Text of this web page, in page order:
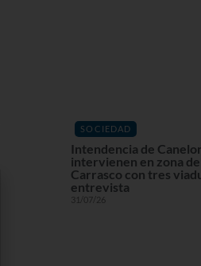
SOCIEDAD
Intendencia de
intervienen en zona
Carrasco con tres
entrevista
31/07/26